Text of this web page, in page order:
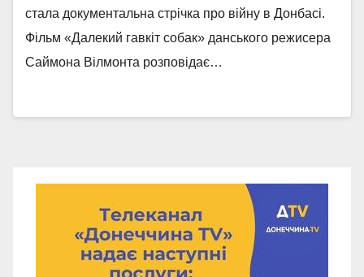
стала документальна стрічка про війну в Донбасі.
Фільм «Далекий гавкіт собак» данського режисера
Саймона Вілмонта розповідає…